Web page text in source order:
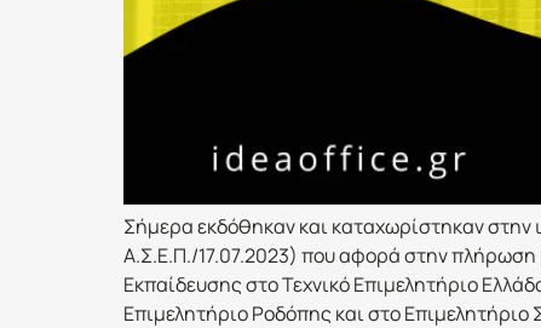
Σήμερα εκδόθηκαν και καταχωρίστηκαν
Α.Σ.Ε.Π./17.07.2023) που αφορά στην πλήρωση
Εκπαίδευσης στο Τεχνικό Επιμελητήριο
Επιμελητήριο Ροδόπης και στο